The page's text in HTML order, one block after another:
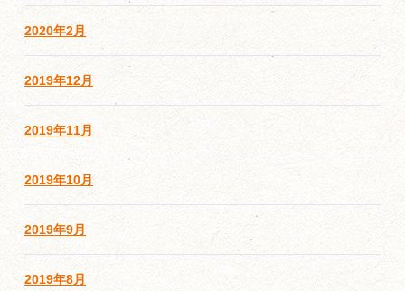
2020年2月
2019年12月
2019年11月
2019年10月
2019年9月
2019年8月